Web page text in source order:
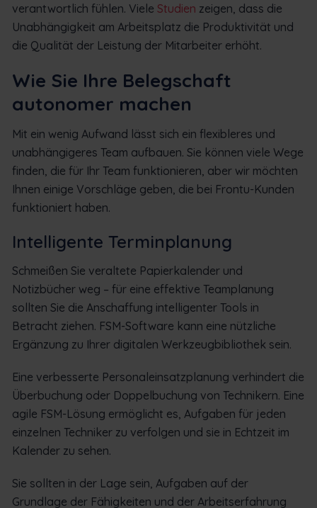
verantwortlich fühlen. Viele Studien zeigen, dass die
Unabhängigkeit am Arbeitsplatz die Produktivität und
die Qualität der Leistung der Mitarbeiter erhöht.
Wie Sie Ihre Belegschaft
autonomer machen
Mit ein wenig Aufwand lässt sich ein flexibleres und
unabhängigeres Team aufbauen. Sie können viele Wege
finden, die für Ihr Team funktionieren, aber wir möchten
Ihnen einige Vorschläge geben, die bei Frontu-Kunden
funktioniert haben.
Intelligente Terminplanung
Schmeißen Sie veraltete Papierkalender und
Notizbücher weg – für eine effektive Teamplanung
sollten Sie die Anschaffung intelligenter Tools in
Betracht ziehen. FSM-Software kann eine nützliche
Ergänzung zu Ihrer digitalen Werkzeugbibliothek sein.
Eine verbesserte Personaleinsatzplanung verhindert die
Überbuchung oder Doppelbuchung von Technikern. Eine
agile FSM-Lösung ermöglicht es, Aufgaben für jeden
einzelnen Techniker zu verfolgen und sie in Echtzeit im
Kalender zu sehen.
Sie sollten in der Lage sein, Aufgaben auf der
Grundlage der Fähigkeiten und der Arbeitserfahrung